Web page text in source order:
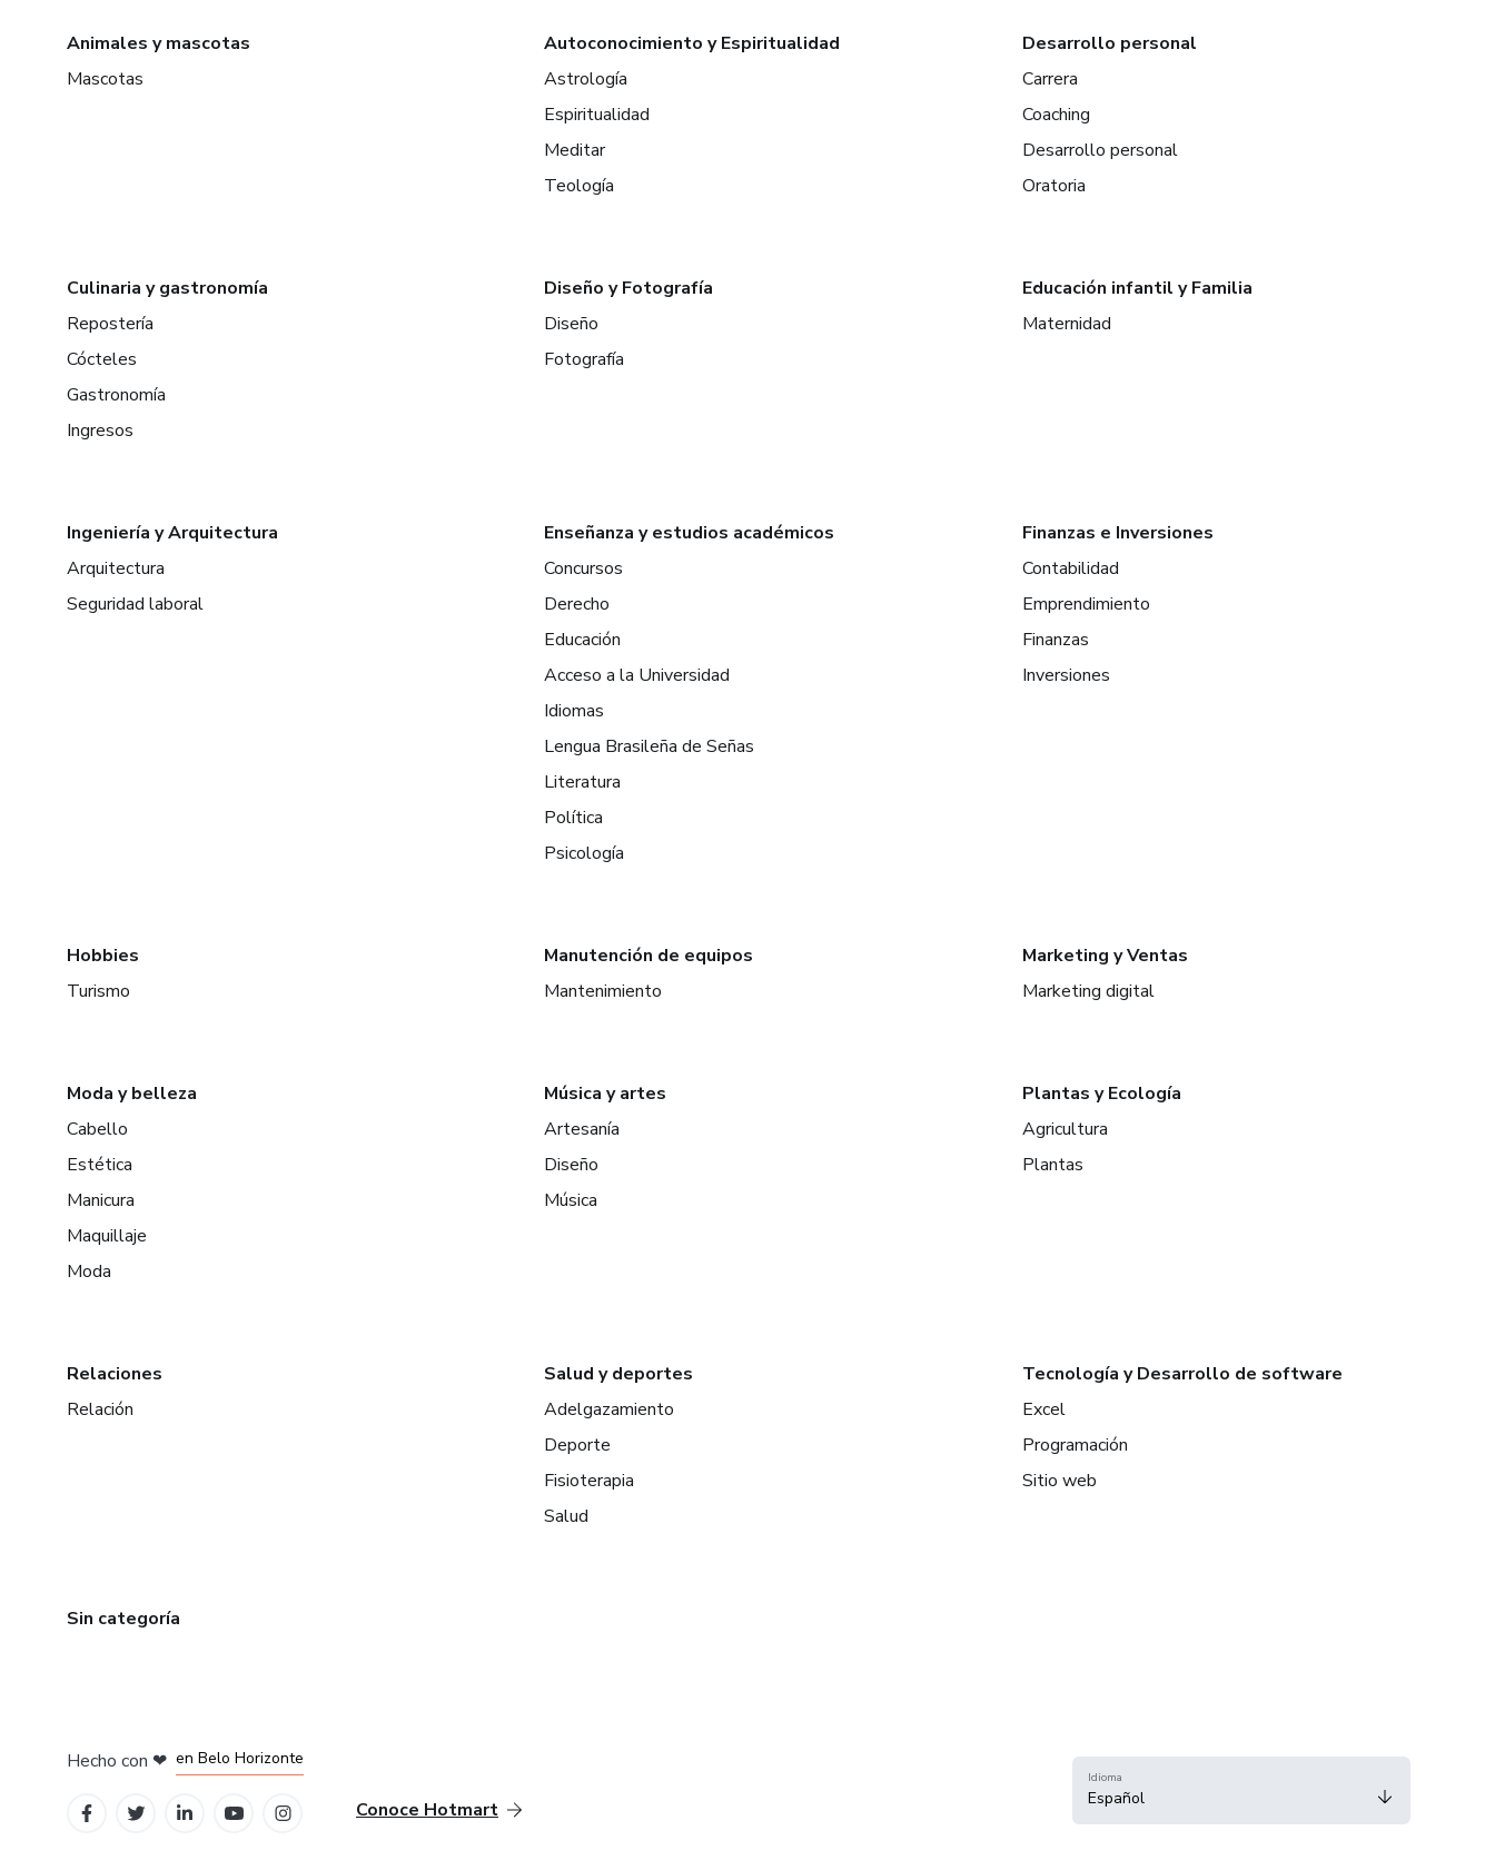
Animales y mascotas
Mascotas
Autoconocimiento y Espiritualidad
Astrología
Espiritualidad
Meditar
Teología
Desarrollo personal
Carrera
Coaching
Desarrollo personal
Oratoria
Culinaria y gastronomía
Repostería
Cócteles
Gastronomía
Ingresos
Diseño y Fotografía
Diseño
Fotografía
Educación infantil y Familia
Maternidad
Ingeniería y Arquitectura
Arquitectura
Seguridad laboral
Enseñanza y estudios académicos
Concursos
Derecho
Educación
Acceso a la Universidad
Idiomas
Lengua Brasileña de Señas
Literatura
Política
Psicología
Finanzas e Inversiones
Contabilidad
Emprendimiento
Finanzas
Inversiones
Hobbies
Turismo
Manutención de equipos
Mantenimiento
Marketing y Ventas
Marketing digital
Moda y belleza
Cabello
Estética
Manicura
Maquillaje
Moda
Música y artes
Artesanía
Diseño
Música
Plantas y Ecología
Agricultura
Plantas
Relaciones
Relación
Salud y deportes
Adelgazamiento
Deporte
Fisioterapia
Salud
Tecnología y Desarrollo de software
Excel
Programación
Sitio web
Sin categoría
Hecho con ❤ en Belo Horizonte
Conoce Hotmart
Idioma
Español